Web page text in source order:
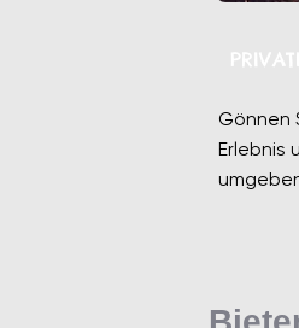
Gönnen
Erlebnis